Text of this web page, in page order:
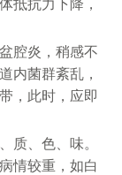
抵抗力下降，
腔炎，稍感不
内菌群紊乱，
，此时，应即
质、色、味。
情较重，如白